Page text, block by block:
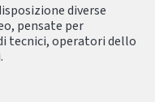
diverse
pensate per
tecnici, operatori dello